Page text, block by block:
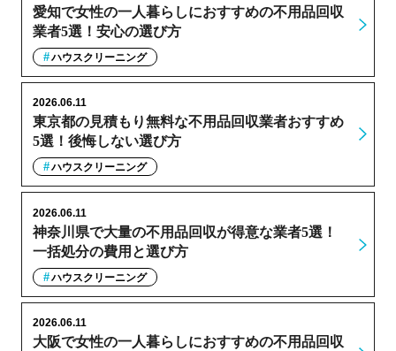
愛知で女性の一人暮らしにおすすめの不用品回収
業者5選！安心の選び方
ハウスクリーニング
東京都の見積もり無料な不用品回収業者おすすめ
5選！後悔しない選び方
2026.06.11
ハウスクリーニング
神奈川県で大量の不用品回収が得意な業者5選！
一括処分の費用と選び方
2026.06.11
ハウスクリーニング
大阪で女性の一人暮らしにおすすめの不用品回収
2026.06.11